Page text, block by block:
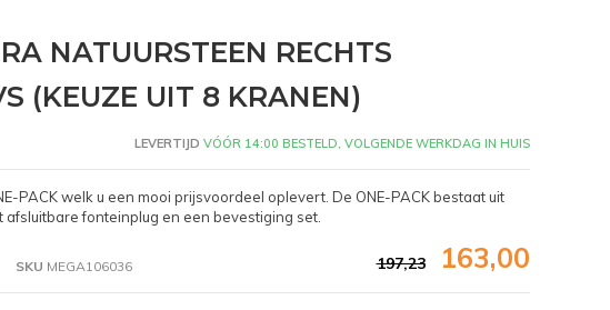
NATUURSTEEN RECHTS
(KEUZE UIT 8 KRANEN)
LEVERTIJD VÓÓR 14:00 BESTELD, VOLGENDE WERKDAG IN HUIS
PACK welk u een mooi prijsvoordeel oplevert. De ONE-PACK bestaat uit
fonteinplug en een bevestiging set.
SKU MEGA106036 197,23 163,00